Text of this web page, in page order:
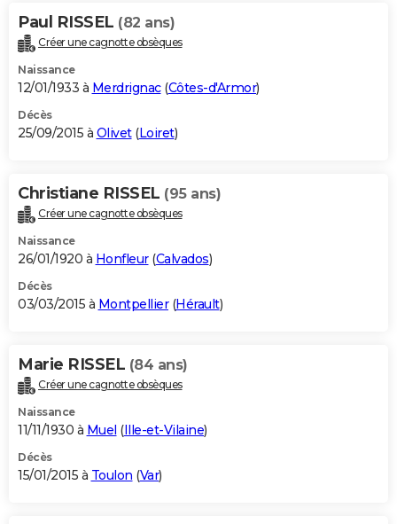
Paul RISSEL (82 ans)
Créer une cagnotte obsèques
Naissance
12/01/1933 à Merdrignac(Côtes-d'Armor)
Décès
25/09/2015 à Olivet(Loiret)
Christiane RISSEL (95 ans)
Créer une cagnotte obsèques
Naissance
26/01/1920 à Honfleur(Calvados)
Décès
03/03/2015 à Montpellier(Hérault)
Marie RISSEL (84 ans)
Créer une cagnotte obsèques
Naissance
11/11/1930 à Muel (Ille-et-Vilaine)
Décès
15/01/2015 à Toulon (Var)